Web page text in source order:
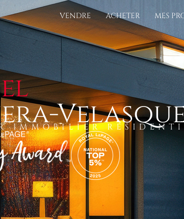
VENDRE ACHETER MES
IMMOBILIER